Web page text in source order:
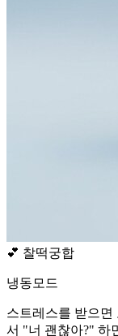
💕 찰떡궁합
냉동모드
스트레스를 받으면
서 "너 괜찮아?" 하